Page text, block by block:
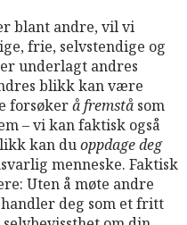
blant andre, vil vi
frie, selvstendige og
underlagt andres
blikk kan være
forsøkerå fremstå som
– vi kan faktisk også
kan duoppdage deg
menneske. Faktisk
Uten å møte andre
deg som et fritt